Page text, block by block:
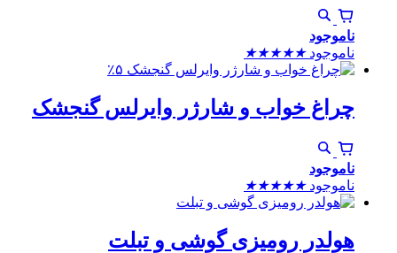
ناموجود
ناموجود ★
★
★
★
★
٪۵
چراغ خواب و شارژر وایرلس گنجشک
ناموجود
ناموجود ★
★
★
★
★
هولدر رومیزی گوشی و تبلت